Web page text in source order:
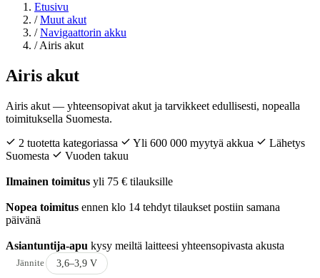
Etusivu
/ Muut akut
/ Navigaattorin akku
/ Airis akut
Airis akut
Airis akut — yhteensopivat akut ja tarvikkeet edullisesti, nopealla
toimituksella Suomesta.
2 tuotetta kategoriassa
Yli 600 000 myytyä akkua
Lähetys
Suomesta
Vuoden takuu
Ilmainen toimitus yli 75 € tilauksille
Nopea toimitus ennen klo 14 tehdyt tilaukset postiin samana
päivänä
Asiantuntija-apu kysy meiltä laitteesi yhteensopivasta akusta
Jännite 3,6–3,9 V